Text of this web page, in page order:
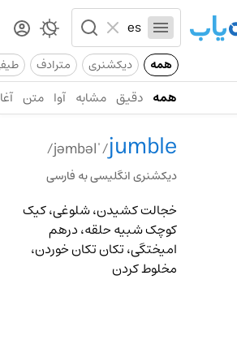
همه دیکشنری مترادف
همه دقیق مشابه آوا متن
jumble
/ˈjəmbəl/
دیکشنری انگلیسی به فارسی
خجالت کشیدن، شلوغی، کیک
کوچک شبیه حلقه، درهم
امیختگی، تکان تکان خوردن،
مخلوط کردن